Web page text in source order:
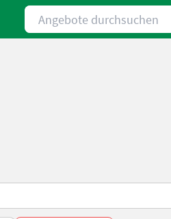
Angebote durchsuchen